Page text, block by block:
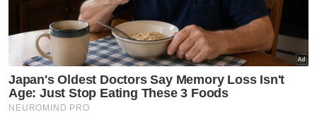
Selain itu beliau berkata, kata-kata defendan
menunjukkan plaintif tidak layak menjadi
pemimpin dan tidak setia kepada parti
termasuk pemimpin lain.